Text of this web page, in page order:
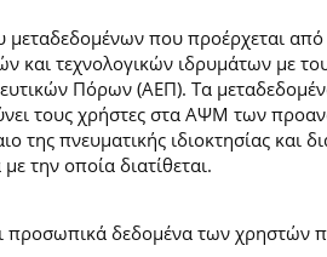
μεταδεδομένων που προέρχεται
τεχνολογικών ιδρυμάτων με
Πόρων (ΑΕΠ). Τα
τους χρήστες στα ΑΨΜ των
πνευματικής ιδιοκτησίας και
την οποία διατίθεται.
προσωπικά δεδομένα των χρηστών